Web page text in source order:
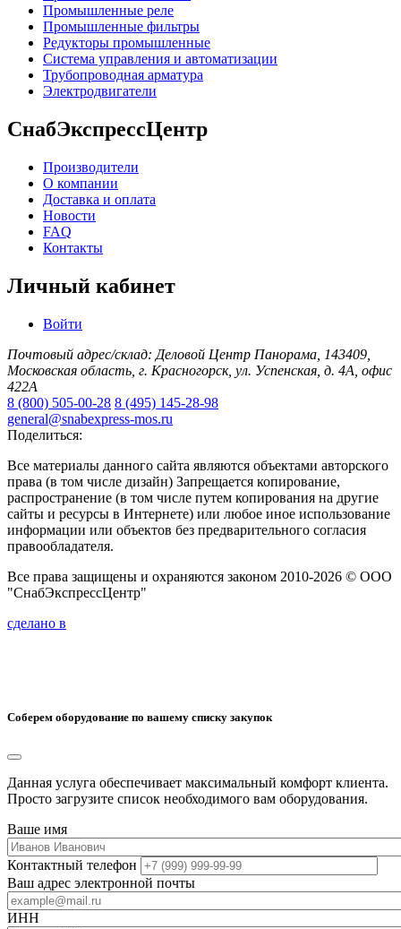
Промышленные реле
Промышленные фильтры
Редукторы промышленные
Система управления и автоматизации
Трубопроводная арматура
Электродвигатели
СнабЭкспрессЦентр
Производители
О компании
Доставка и оплата
Новости
FAQ
Контакты
Личный кабинет
Войти
Почтовый адрес/склад: Деловой Центр Панорама, 143409,
Московская область, г. Красногорск, ул. Успенская, д. 4А, офис
422А
8 (800) 505-00-28 8 (495) 145-28-98
general@snabexpress-mos.ru
Поделиться:
Все материалы данного сайта являются объектами авторского
права (в том числе дизайн) Запрещается копирование,
распространение (в том числе путем копирования на другие
сайты и ресурсы в Интернете) или любое иное использование
информации или объектов без предварительного согласия
правообладателя.
Все права защищены и охраняются законом 2010-2026 © ООО
"СнабЭкспрессЦентр"
сделано в
Соберем оборудование по вашему списку закупок
Данная услуга обеспечивает максимальный комфорт клиента.
Просто загрузите список необходимого вам оборудования.
Ваше имя
Контактный телефон
Ваш адрес электронной почты
ИНН